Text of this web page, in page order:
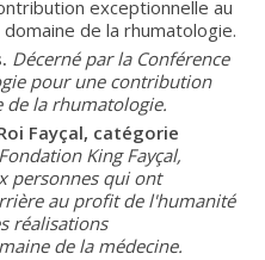
exceptionnelle au
de la rhumatologie.
Décerné par la Conférence
pour une contribution
de la rhumatologie.
Fayçal, catégorie
King Fayçal,
personnes qui ont
au profit de l'humanité
réalisations
de la médecine.